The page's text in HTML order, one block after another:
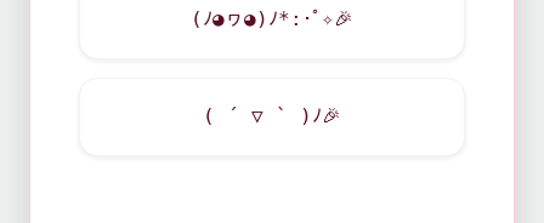
(ﾉ◕ヮ◕)ﾉ*:･ﾟ✧🎉
( ´ ▽ ` )ﾉ🎉